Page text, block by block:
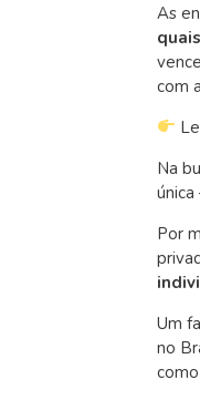
As
com
Na
Por
Um
no